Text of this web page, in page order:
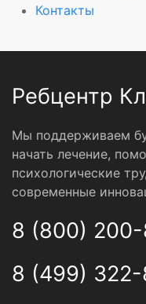
Контакты
Ребцентр
Мы поддерживаем
начать лечение,
психологические
современные
8 (800) 200-
8 (499) 322-